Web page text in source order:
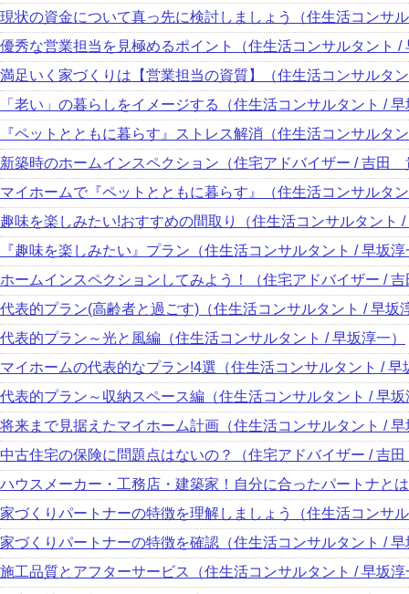
現状の資金について真っ先に検討しましょう（住生活コンサ
優秀な営業担当を見極めるポイント（住生活コンサルタント /
満足いく家づくりは【営業担当の資質】（住生活コンサルタ
「老い」の暮らしをイメージする（住生活コンサルタント /
『ペットとともに暮らす』ストレス解消（住生活コンサルタ
新築時のホームインスペクション（住宅アドバイザー / 吉田
マイホームで『ペットとともに暮らす』（住生活コンサルタ
趣味を楽しみたい!おすすめの間取り（住生活コンサルタント
『趣味を楽しみたい』プラン（住生活コンサルタント / 早坂淳
ホームインスペクションしてみよう！（住宅アドバイザー /
代表的プラン(高齢者と過ごす)（住生活コンサルタント / 早坂
代表的プラン～光と風編（住生活コンサルタント / 早坂淳一）
マイホームの代表的なプラン!4選（住生活コンサルタント / 早
代表的プラン～収納スペース編（住生活コンサルタント / 早坂
将来まで見据えたマイホーム計画（住生活コンサルタント /
中古住宅の保険に問題点はないの？（住宅アドバイザー / 吉
ハウスメーカー・工務店・建築家！自分に合ったパートナと
家づくりパートナーの特徴を理解しましょう（住生活コンサ
家づくりパートナーの特徴を確認（住生活コンサルタント /
施工品質とアフターサービス（住生活コンサルタント / 早坂淳